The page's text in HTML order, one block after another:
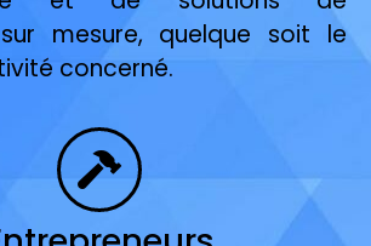
mesure, quelque soit le
concerné.